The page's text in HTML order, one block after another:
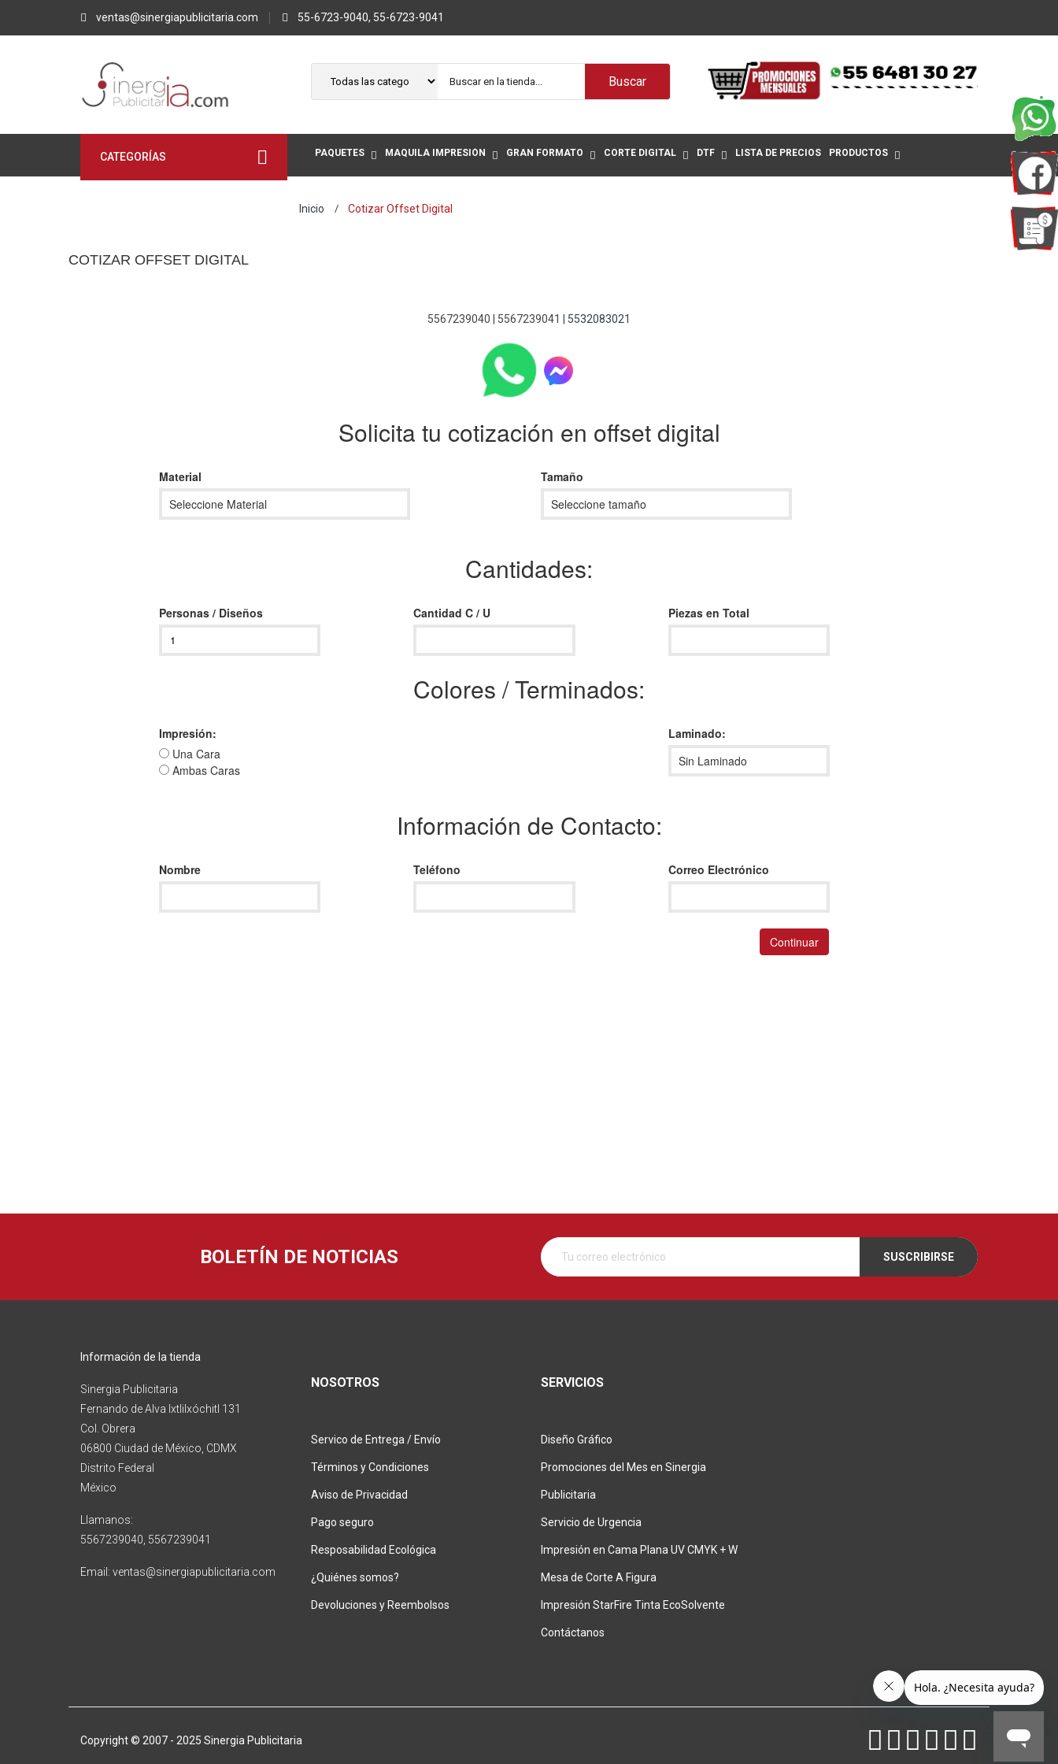
ventas@sinergiapublicitaria.com 55-6723-9040, 55-6723-9041
Buscar
CATEGORÍAS PAQUETES MAQUILA IMPRESIÓN GRAN FORMATO CORTE DIGITAL DTF LISTA DE PRECIOS PRODUCTOS
Inicio Cotizar Offset Digital
COTIZAR OFFSET DIGITAL
5567239040 | 5567239041 | 5532083021
BOLETÍN DE NOTICIAS
Información de la tienda
Sinergia Publicitaria
Fernando de Alva Ixtlilxóchitl 131
Col. Obrera
06800 Ciudad de México, CDMX
Distrito Federal
México
Llamanos:
5567239040, 5567239041
Email: ventas@sinergiapublicitaria.com
NOSOTROS
Servico de Entrega / Envío
Términos y Condiciones
Aviso de Privacidad
Pago seguro
Resposabilidad Ecológica
¿Quiénes somos?
Devoluciones y Reembolsos
SERVICIOS
Diseño Gráfico
Promociones del Mes en Sinergia
Publicitaria
Servicio de Urgencia
Impresión en Cama Plana UV CMYK + W
Mesa de Corte A Figura
Impresión StarFire Tinta EcoSolvente
Contáctanos
Copyright © 2007 - 2025 Sinergia Publicitaria